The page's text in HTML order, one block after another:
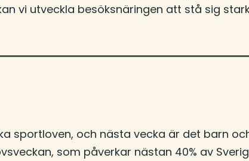
vi utveckla besöksnäringen att stå sig
sportloven, och nästa vecka är det barn
som påverkar nästan 40% av